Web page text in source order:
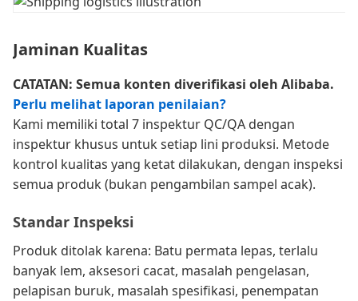
Jaminan Kualitas
CATATAN: Semua konten diverifikasi oleh Alibaba.
Perlu melihat laporan penilaian?
Kami memiliki total 7 inspektur QC/QA dengan
inspektur khusus untuk setiap lini produksi. Metode
kontrol kualitas yang ketat dilakukan, dengan inspeksi
semua produk (bukan pengambilan sampel acak).
Standar Inspeksi
Produk ditolak karena: Batu permata lepas, terlalu
banyak lem, aksesori cacat, masalah pengelasan,
pelapisan buruk, masalah spesifikasi, penempatan